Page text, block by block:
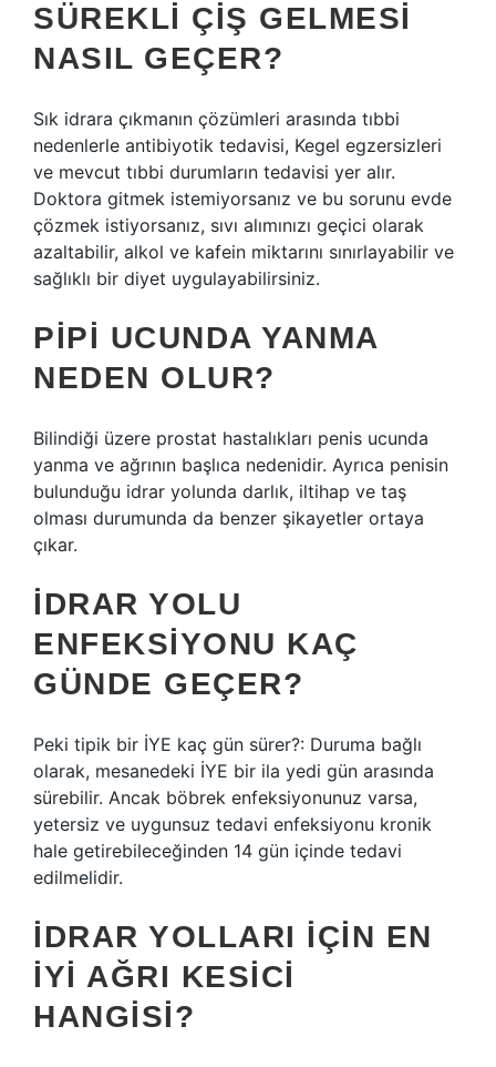
SÜREKLI ÇIŞ GELMESI
NASIL GEÇER?
Sık idrara çıkmanın çözümleri arasında tıbbi
nedenlerle antibiyotik tedavisi, Kegel egzersizleri
ve mevcut tıbbi durumların tedavisi yer alır.
Doktora gitmek istemiyorsanız ve bu sorunu evde
çözmek istiyorsanız, sıvı alımınızı geçici olarak
azaltabilir, alkol ve kafein miktarını sınırlayabilir ve
sağlıklı bir diyet uygulayabilirsiniz.
PIPI UCUNDA YANMA
NEDEN OLUR?
Bilindiği üzere prostat hastalıkları penis ucunda
yanma ve ağrının başlıca nedenidir. Ayrıca penisin
bulunduğu idrar yolunda darlık, iltihap ve taş
olması durumunda da benzer şikayetler ortaya
çıkar.
İDRAR YOLU
ENFEKSIYONU KAÇ
GÜNDE GEÇER?
Peki tipik bir İYE kaç gün sürer?: Duruma bağlı
olarak, mesanedeki İYE bir ila yedi gün arasında
sürebilir. Ancak böbrek enfeksiyonunuz varsa,
yetersiz ve uygunsuz tedavi enfeksiyonu kronik
hale getirebileceğinden 14 gün içinde tedavi
edilmelidir.
İDRAR YOLLARI IÇIN EN
IYI AĞRI KESICI
HANGISI?